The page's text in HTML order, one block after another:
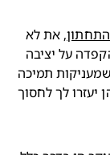
, את לא
לבד – רוב הנשים ההרות סובלות מתסמין זה. הקפדה על יציבה
טובה יכולה לעזור, וכך גם נעליים נמוכות עקב שמעניקות תמיכה
טובה. הן לא תמיד הכי חמודות על המדף, אך הן יעזרו לך לחסוך